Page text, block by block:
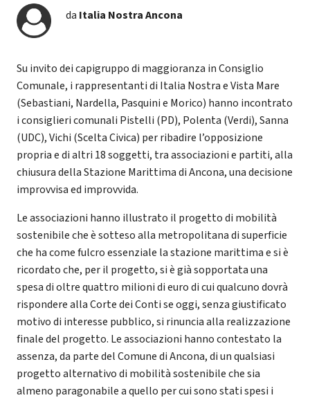
da Italia Nostra Ancona
Su invito dei capigruppo di maggioranza in Consiglio
Comunale, i rappresentanti di Italia Nostra e Vista Mare
(Sebastiani, Nardella, Pasquini e Morico) hanno incontrato
i consiglieri comunali Pistelli (PD), Polenta (Verdi), Sanna
(UDC), Vichi (Scelta Civica) per ribadire l’opposizione
propria e di altri 18 soggetti, tra associazioni e partiti, alla
chiusura della Stazione Marittima di Ancona, una decisione
improvvisa ed improvvida.
Le associazioni hanno illustrato il progetto di mobilità
sostenibile che è sotteso alla metropolitana di superficie
che ha come fulcro essenziale la stazione marittima e si è
ricordato che, per il progetto, si è già sopportata una
spesa di oltre quattro milioni di euro di cui qualcuno dovrà
rispondere alla Corte dei Conti se oggi, senza giustificato
motivo di interesse pubblico, si rinuncia alla realizzazione
finale del progetto. Le associazioni hanno contestato la
assenza, da parte del Comune di Ancona, di un qualsiasi
progetto alternativo di mobilità sostenibile che sia
almeno paragonabile a quello per cui sono stati spesi i